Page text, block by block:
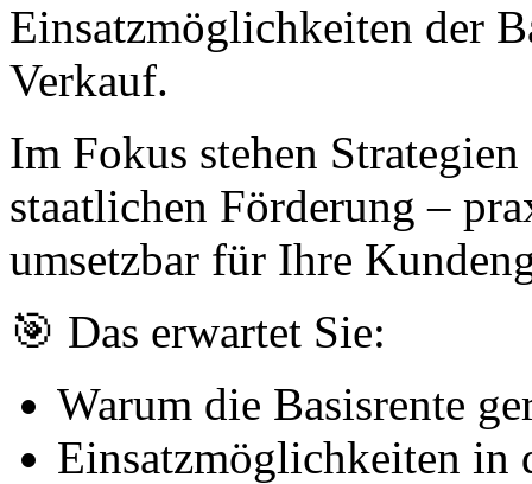
Einsatzmöglichkeiten der
Verkauf.
Im Fokus stehen
staatlichen Förderung –
umsetzbar für Ihre
🎯 Das erwartet Sie:
Warum die Basisrente
Einsatzmöglichkeiten in